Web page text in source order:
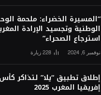
“المسيرة الخضراء: ملحمة
الوطنية وتجسيد الإرادة
استرجاع الصحراء”
نوفمبر 6, 2024 228زيارة
إطلاق تطبيق “يلا” لتذاكر
إفريقيا المغرب 2025